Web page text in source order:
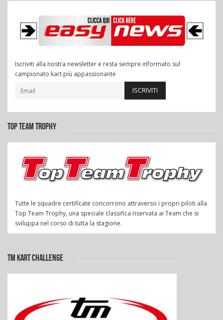
Iscriviti alla nostra newsletter e resta sempre informato sul
campionato kart più appassionante
ISCRIVITI
TOP TEAM TROPHY
Tutte le squadre certificate concorrono attraverso i propri piloti alla
Top Team Trophy, una speciale classifica riservata ai Team che si
sviluppa nel corso di tutta la stagione.
TM KART CHALLENGE